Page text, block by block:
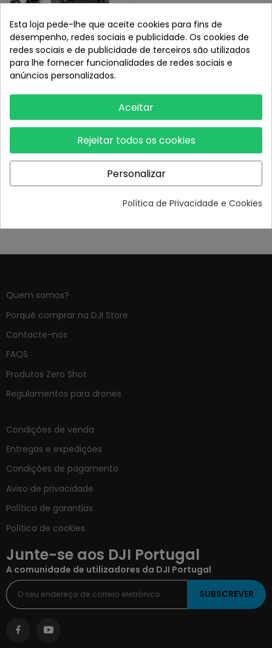
Estabilizador DJI Ronin 4D-8K
Fora de stock
Quem somos?
Porquê comprar na DJI Store
Contacte-nos
FAQS
Produtos Zero Shot
Regulamentos para drones
Condições de venda
Entregas e expedições
Condições de pagamento
Aviso de privacidade
Política de garantias
Política de cookies
Junte-se aos DJI Portugal
A comunidade de utilizadores da DJI Portugal
SUBSCREVER
Esta loja pede-lhe que aceite cookies para fins de
desempenho, redes sociais e publicidade. Os cookies de
redes sociais e de publicidade de terceiros são utilizados
para lhe fornecer funcionalidades de redes sociais e
anúncios personalizados.
Aceitar
Rejeitar todos os cookies
Personalizar
Política de Privacidade e Cookies